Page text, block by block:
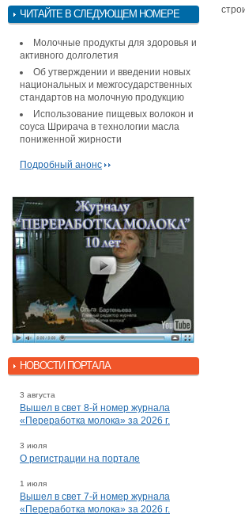
ЧИТАЙТЕ В СЛЕДУЮЩЕМ НОМЕРЕ
Молочные продукты для здоровья и
активного долголетия
Об утверждении и введении новых
национальных и межгосударственных
стандартов на молочную продукцию
Использование пищевых волокон и
соуса Шрирача в технологии масла
пониженной жирности
Подробный анонс
НОВОСТИ ПОРТАЛА
3 августа
Вышел в свет 8-й номер журнала
«Переработка молока» за 2026 г.
3 июля
О регистрации на портале
1 июля
Вышел в свет 7-й номер журнала
«Переработка молока» за 2026 г.